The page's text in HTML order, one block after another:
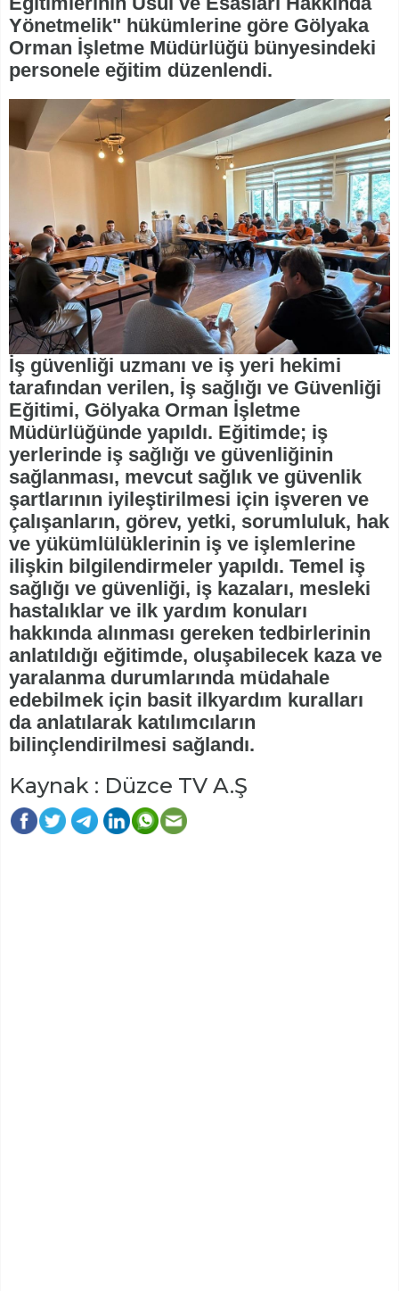
Yönetmelik" hükümlerine göre Gölyaka
Orman İşletme Müdürlüğü bünyesindeki
personele eğitim düzenlendi.
İş güvenliği uzmanı ve iş yeri hekimi
tarafından verilen, İş sağlığı ve Güvenliği
Eğitimi, Gölyaka Orman İşletme
Müdürlüğünde yapıldı. Eğitimde; iş
yerlerinde iş sağlığı ve güvenliğinin
sağlanması, mevcut sağlık ve güvenlik
şartlarının iyileştirilmesi için işveren ve
çalışanların, görev, yetki, sorumluluk, hak
ve yükümlülüklerinin iş ve işlemlerine
ilişkin bilgilendirmeler yapıldı. Temel iş
sağlığı ve güvenliği, iş kazaları, mesleki
hastalıklar ve ilk yardım konuları
hakkında alınması gereken tedbirlerinin
anlatıldığı eğitimde, oluşabilecek kaza ve
yaralanma durumlarında müdahale
edebilmek için basit ilkyardım kuralları
da anlatılarak katılımcıların
bilinçlendirilmesi sağlandı.
Kaynak : Düzce TV A.Ş